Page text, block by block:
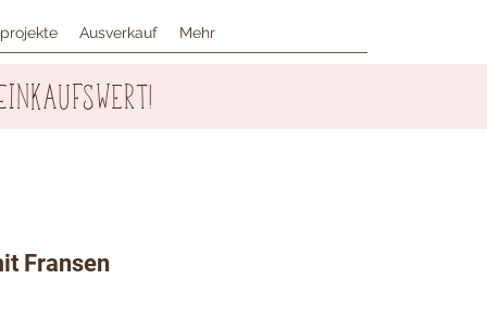
Ausverkauf Mehr
Fransen